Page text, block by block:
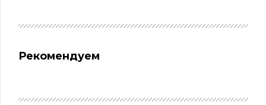
Рекомендуем